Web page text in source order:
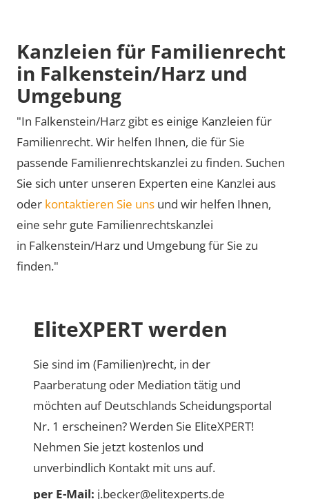
Kanzleien für Familienrecht
in Falkenstein/Harz und
Umgebung
"In Falkenstein/Harz gibt es einige Kanzleien für
Familienrecht. Wir helfen Ihnen, die für Sie
passende Familienrechtskanzlei zu finden. Suchen
Sie sich unter unseren Experten eine Kanzlei aus
oder kontaktieren Sie uns und wir helfen Ihnen,
eine sehr gute Familienrechtskanzlei
in Falkenstein/Harz und Umgebung für Sie zu
finden."
EliteXPERT werden
Sie sind im (Familien)recht, in der
Paarberatung oder Mediation tätig und
möchten auf Deutschlands Scheidungsportal
Nr. 1 erscheinen? Werden Sie EliteXPERT!
Nehmen Sie jetzt kostenlos und
unverbindlich Kontakt mit uns auf.
per E-Mail: j.becker@elitexperts.de